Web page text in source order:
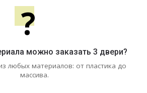
?
можно заказать 3 двери?
любых материалов: от пластика до
массива.